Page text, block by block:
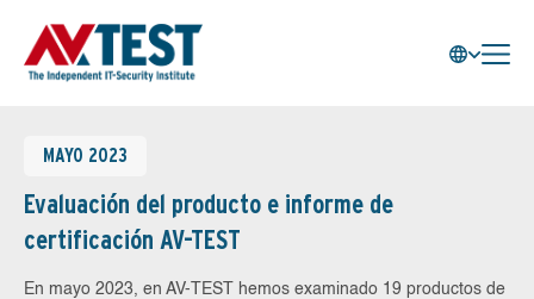
MAYO 2023
Evaluación del producto e informe de
certificación AV-TEST
En mayo 2023, en AV-TEST hemos examinado 19 productos de